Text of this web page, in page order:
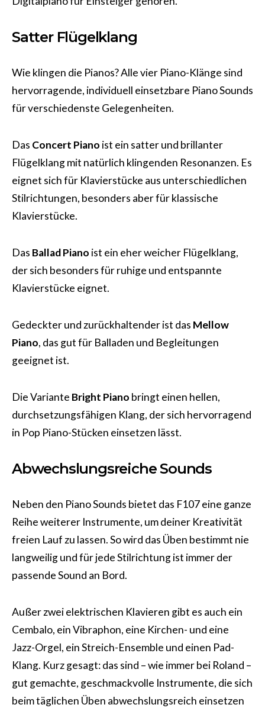
Satter Flügelklang
Wie klingen die Pianos? Alle vier Piano-Klänge sind
hervorragende, individuell einsetzbare Piano Sounds
für verschiedenste Gelegenheiten.
Das Concert Piano ist ein satter und brillanter
Flügelklang mit natürlich klingenden Resonanzen. Es
eignet sich für Klavierstücke aus unterschiedlichen
Stilrichtungen, besonders aber für klassische
Klavierstücke.
Das Ballad Piano ist ein eher weicher Flügelklang,
der sich besonders für ruhige und entspannte
Klavierstücke eignet.
Gedeckter und zurückhaltender ist das Mellow
Piano, das gut für Balladen und Begleitungen
geeignet ist.
Die Variante Bright Piano bringt einen hellen,
durchsetzungsfähigen Klang, der sich hervorragend
in Pop Piano-Stücken einsetzen lässt.
Abwechslungsreiche Sounds
Neben den Piano Sounds bietet das F107 eine ganze
Reihe weiterer Instrumente, um deiner Kreativität
freien Lauf zu lassen. So wird das Üben bestimmt nie
langweilig und für jede Stilrichtung ist immer der
passende Sound an Bord.
Außer zwei elektrischen Klavieren gibt es auch ein
Cembalo, ein Vibraphon, eine Kirchen- und eine
Jazz-Orgel, ein Streich-Ensemble und einen Pad-
Klang. Kurz gesagt: das sind – wie immer bei Roland –
gut gemachte, geschmackvolle Instrumente, die sich
beim täglichen Üben abwechslungsreich einsetzen